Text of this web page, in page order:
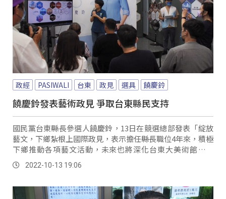
政經 PASIWALI 台東 政見 選具 饒慶鈴
饒慶鈴發表藝術政見 爭取台東縣民支持
國民黨台東縣長參選人饒慶鈴，13日在競選總部發表「綻放
藝文，下鄉紮根上國際政見，表示擔任縣長職位4年來，積極
下鄉推動各項藝文活動，未來也將深化台東大美術館的理
念，讓全縣每個鄉鎮都能遇見藝術帶來的精彩，...。
2022-10-13 19:06